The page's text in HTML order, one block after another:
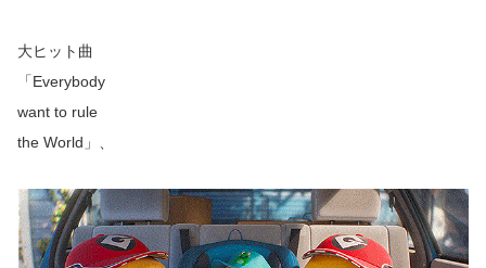
大ヒット曲
「Everybody
want to rule
the World」、